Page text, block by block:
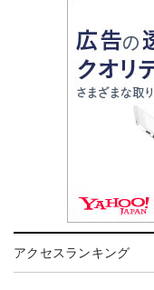
アクセスランキング